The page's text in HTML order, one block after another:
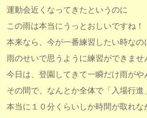
運動会近くなってきたというのに
この雨は本当にうっとおしいですね！
本来なら、今が一番練習したい時なの
雨のせいで思うように練習ができませ
今日は、登園してきて一瞬だけ雨がや
その間で、なんとか全体で「入場行
本当に１０分くらいしか時間が取れな